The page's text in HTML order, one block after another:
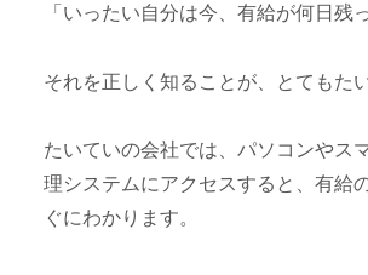
「いったい自分は今、有給が何日残
それを正しく知ることが、とてもた
たいていの会社では、パソコンやス
理システムにアクセスすると、有給
ぐにわかります。